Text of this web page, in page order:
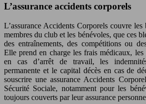
L’assurance accidents corporels
L’assurance Accidents Corporels couvre les
membres du club et les bénévoles, que ces
des entraînements, des compétitions ou
Elle prend en charge les frais médicaux, les
en cas d’arrêt de travail, les
permanente et le capital décès en cas de
souscrire une assurance Accidents
Sécurité Sociale, notamment pour les
toujours couverts par leur assurance